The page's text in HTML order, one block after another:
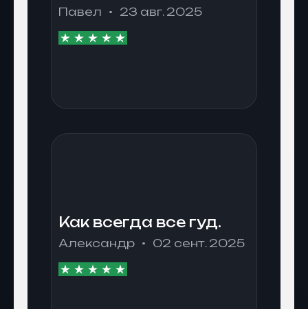
Павел 23 авг. 2025
Как всегда все гуд.
Александр 02 сент. 2025